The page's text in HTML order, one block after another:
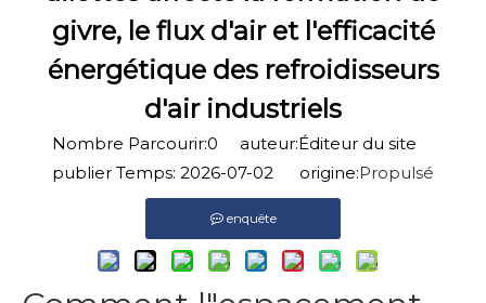
givre, le flux d'air et l'efficacité
énergétique des refroidisseurs
d'air industriels
Nombre Parcourir:0 auteur:Éditeur du site
publier Temps: 2026-07-02 origine:Propulsé
enquête